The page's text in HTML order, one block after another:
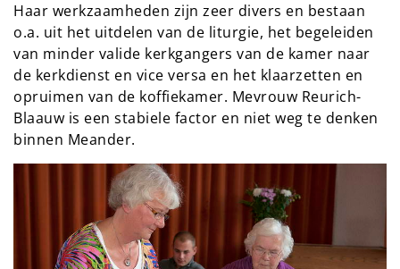
Haar werkzaamheden zijn zeer divers en bestaan
o.a. uit het uitdelen van de liturgie, het begeleiden
van minder valide kerkgangers van de kamer naar
de kerkdienst en vice versa en het klaarzetten en
opruimen van de koffiekamer. Mevrouw Reurich-
Blaauw is een stabiele factor en niet weg te denken
binnen Meander.